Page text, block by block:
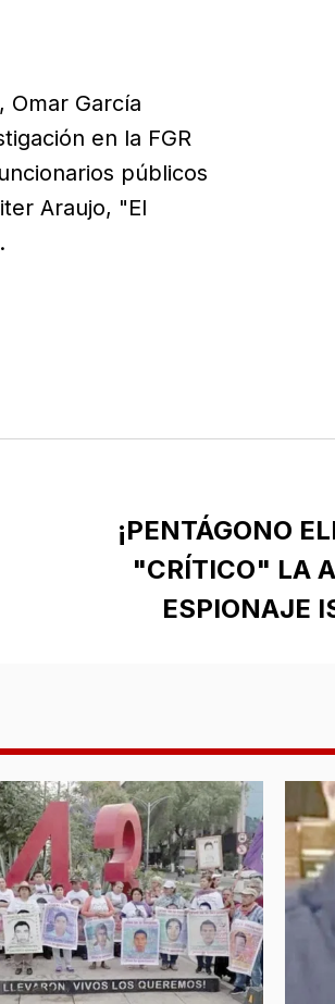
Omar García
en la FGR
públicos
Araujo, "El
¡PENTÁGONO
"CRÍTICO" LA
ESPIONAJE